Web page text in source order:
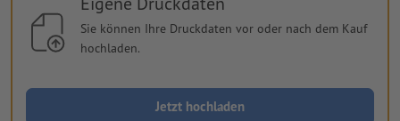
Sie können Ihre Druckdaten vor oder nach dem Kauf
hochladen.
Jetzt hochladen